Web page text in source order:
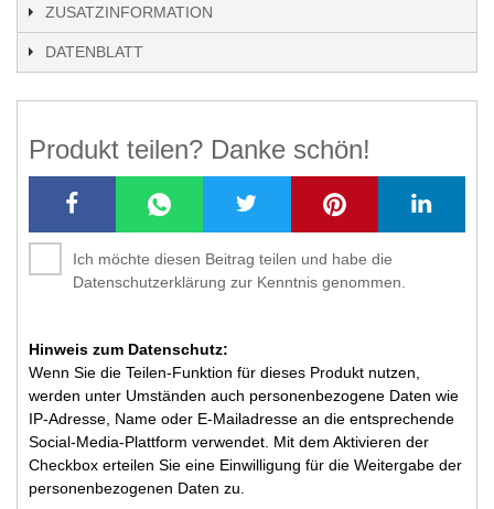
ZUSATZINFORMATION
DATENBLATT
Produkt teilen? Danke schön!
Ich möchte diesen Beitrag teilen und habe die
Datenschutzerklärung zur Kenntnis genommen.
Hinweis zum Datenschutz:
Wenn Sie die Teilen-Funktion für dieses Produkt nutzen,
werden unter Umständen auch personenbezogene Daten wie
IP-Adresse, Name oder E-Mailadresse an die entsprechende
Social-Media-Plattform verwendet. Mit dem Aktivieren der
Checkbox erteilen Sie eine Einwilligung für die Weitergabe der
personenbezogenen Daten zu.